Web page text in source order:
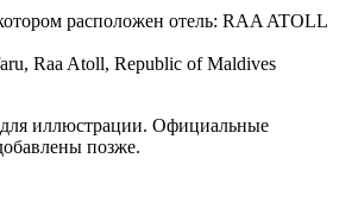
расположен отель: RAA ATOLL
Raa Atoll, Republic of Maldives
иллюстрации. Официальные
позже.